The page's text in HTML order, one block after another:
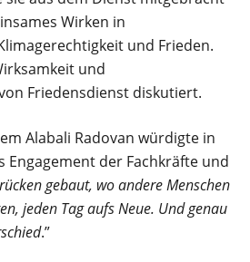
Wirken in
und Frieden.
und
Friedensdienst diskutiert.
Alabali Radovan würdigte in
Engagement der Fachkräfte und
gebaut, wo andere Menschen
jeden Tag aufs Neue. Und genau
.”